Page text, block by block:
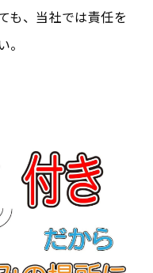
も、当社では責任を